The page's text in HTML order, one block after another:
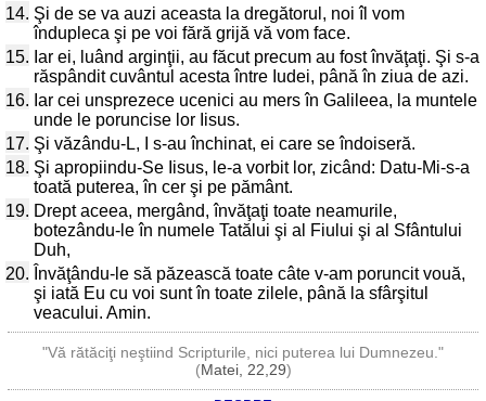
14. Şi de se va auzi aceasta la dregătorul, noi îl vom
îndupleca şi pe voi fără grijă vă vom face.
15. Iar ei, luând arginţii, au făcut precum au fost învăţaţi. Şi s-a
răspândit cuvântul acesta între Iudei, până în ziua de azi.
16. Iar cei unsprezece ucenici au mers în Galileea, la muntele
unde le poruncise lor Iisus.
17. Şi văzându-L, I s-au închinat, ei care se îndoiseră.
18. Şi apropiindu-Se Iisus, le-a vorbit lor, zicând: Datu-Mi-s-a
toată puterea, în cer şi pe pământ.
19. Drept aceea, mergând, învăţaţi toate neamurile,
botezându-le în numele Tatălui şi al Fiului şi al Sfântului
Duh,
20. Învăţându-le să păzească toate câte v-am poruncit vouă,
şi iată Eu cu voi sunt în toate zilele, până la sfârşitul
veacului. Amin.
"Vă rătăciţi neştiind Scripturile, nici puterea lui Dumnezeu."
(Matei, 22,29)